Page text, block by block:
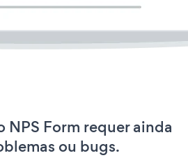
NPS Form requer ainda
ou bugs.